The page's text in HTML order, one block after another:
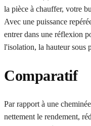
la pièce à chauffer, votre
Avec une puissance
entrer dans une réflexion
l'isolation, la hauteur sous
Comparatif
Par rapport à une
nettement le rendement,